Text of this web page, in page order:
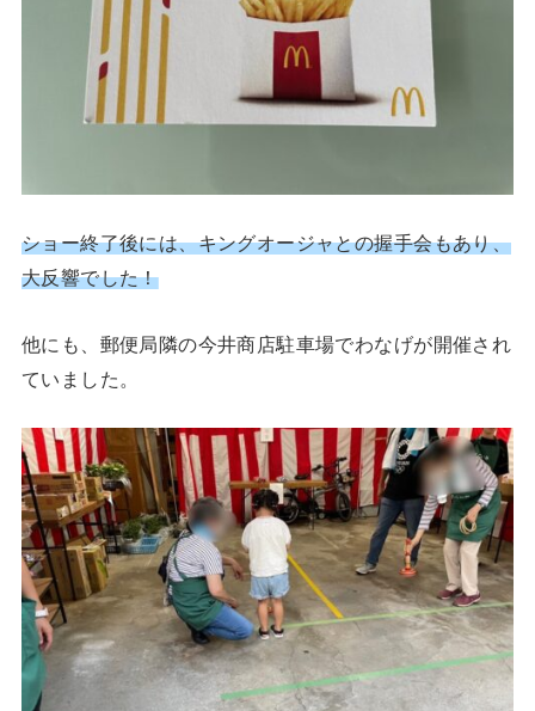
ショー終了後には、キングオージャとの握手会もあり、
大反響でした！
他にも、郵便局隣の今井商店駐車場でわなげが開催され
ていました。